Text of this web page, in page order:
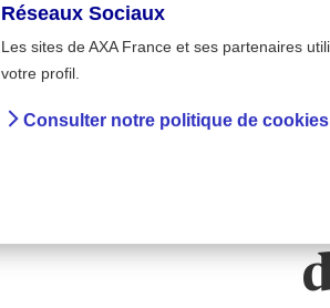
Accueil
Réseaux Sociaux
Les sites de AXA France et ses partenaires
votre profil.
Consulter notre politique de cookies